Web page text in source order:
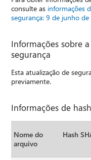
consulte as informações
segurança: 9 de junho
Informações sobre
segurança
Esta atualização de
previamente.
Informações de
Nome do
arquivo
Hash